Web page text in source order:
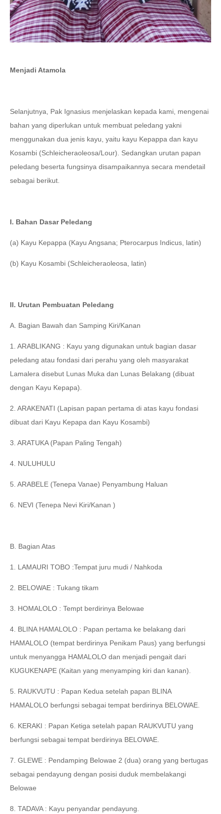
Menjadi Atamola
Selanjutnya, Pak Ignasius menjelaskan kepada kami, mengenai
bahan yang diperlukan untuk membuat peledang yakni
menggunakan dua jenis kayu, yaitu kayu Kepappa dan kayu
Kosambi (Schleicheraoleosa/Lour). Sedangkan urutan papan
peledang beserta fungsinya disampaikannya secara mendetail
sebagai berikut.
I. Bahan Dasar Peledang
(a) Kayu Kepappa (Kayu Angsana; Pterocarpus Indicus, latin)
(b) Kayu Kosambi (Schleicheraoleosa, latin)
II. Urutan Pembuatan Peledang
A. Bagian Bawah dan Samping Kiri/Kanan
1. ARABLIKANG : Kayu yang digunakan untuk bagian dasar
peledang atau fondasi dari perahu yang oleh masyarakat
Lamalera disebut Lunas Muka dan Lunas Belakang (dibuat
dengan Kayu Kepapa).
2. ARAKENATI (Lapisan papan pertama di atas kayu fondasi
dibuat dari Kayu Kepapa dan Kayu Kosambi)
3. ARATUKA (Papan Paling Tengah)
4. NULUHULU
5. ARABELE (Tenepa Vanae) Penyambung Haluan
6. NEVI (Tenepa Nevi Kiri/Kanan )
B. Bagian Atas
1. LAMAURI TOBO :Tempat juru mudi / Nahkoda
2. BELOWAE : Tukang tikam
3. HOMALOLO : Tempt berdirinya Belowae
4. BLINA HAMALOLO : Papan pertama ke belakang dari
HAMALOLO (tempat berdirinya Penikam Paus) yang berfungsi
untuk menyangga HAMALOLO dan menjadi pengait dari
KUGUKENAPE (Kaitan yang menyamping kiri dan kanan).
5. RAUKVUTU : Papan Kedua setelah papan BLINA
HAMALOLO berfungsi sebagai tempat berdirinya BELOWAE.
6. KERAKI : Papan Ketiga setelah papan RAUKVUTU yang
berfungsi sebagai tempat berdirinya BELOWAE.
7. GLEWE : Pendamping Belowae 2 (dua) orang yang bertugas
sebagai pendayung dengan posisi duduk membelakangi
Belowae
8. TADAVA : Kayu penyandar pendayung.